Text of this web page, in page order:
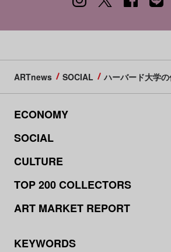
ARTnews SOCIAL ハーバード大学
ECONOMY
SOCIAL
CULTURE
TOP 200 COLLECTORS
ART MARKET REPORT
KEYWORDS